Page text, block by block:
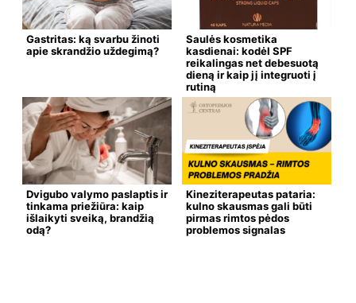
Gastritas: ką svarbu žinoti
apie skrandžio uždegimą?
Saulės kosmetika
kasdienai: kodėl SPF
reikalingas net debesuotą
dieną ir kaip jį integruoti į
rutiną
Dvigubo valymo paslaptis ir
tinkama priežiūra: kaip
išlaikyti sveiką, brandžią
odą?
Kineziterapeutas pataria:
kulno skausmas gali būti
pirmas rimtos pėdos
problemos signalas